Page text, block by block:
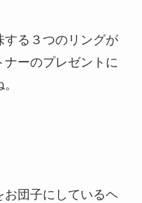
する３つのリングが
ーのプレゼントに
お団子にしているヘ